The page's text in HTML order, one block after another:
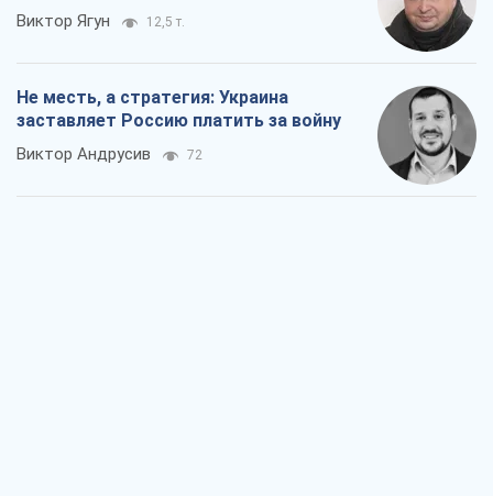
Виктор Ягун 12,5 т.
Не месть, а стратегия: Украина
заставляет Россию платить за войну
Виктор Андрусив 72